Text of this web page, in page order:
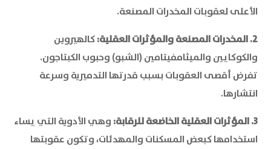
الأعلى لعقوبات المخدرات المصنعة.
2. المخدرات المصنعة والمؤثرات العقلية:
كالهيروين
والكوكايين والميثامفيتامين (الشبو) وحبوب الكبتاجون.
تفرض أقصى العقوبات بسبب قدرتها التدميرية وسرعة
انتشارها.
3. المؤثرات العقلية الخاضعة للرقابة:
وهي الأدوية التي يساء
استخدامها كبعض المسكنات والمهدئات، وتكون عقوبتها